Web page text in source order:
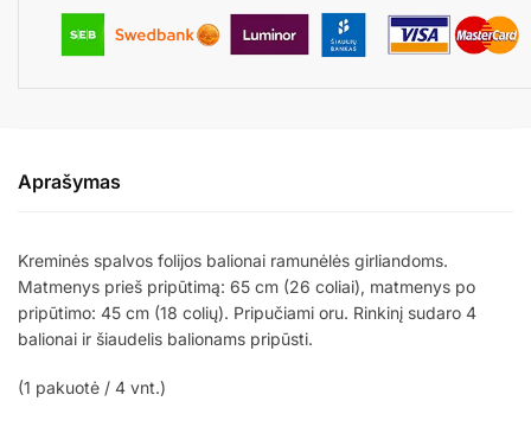
Aprašymas
Kreminės spalvos folijos balionai ramunėlės girliandoms.
Matmenys prieš pripūtimą: 65 cm (26 coliai), matmenys po
pripūtimo: 45 cm (18 colių). Pripučiami oru. Rinkinį sudaro 4
balionai ir šiaudelis balionams pripūsti.
(1 pakuotė / 4 vnt.)